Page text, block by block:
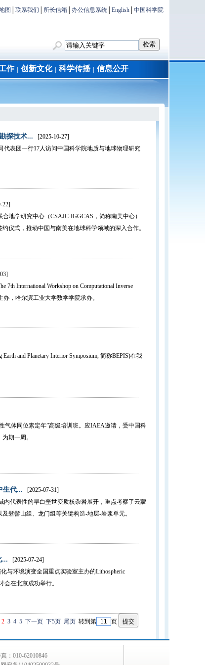
图 联系我们 所长信箱 办公信息系统 English 中国科学院
作│ 创新文化│ 科学传播│ 信息公开
探技术... [2025-10-27]
表团一行17人访问中国科学院地质与地球物理研究
22]
地学研究中心（CSAJC-IGGCAS，简称南美中心）
仪式，推动中国与南美在地球科学领域的深入合作。
International Workshop on Computational Inverse
办，哈尔滨工业大学数学学院承办。
and Planetary Interior Symposium, 简称BEPIS)在我
体同位素定年”高级培训班。应IAEA邀请，受中国科
期一周。
生代... [2025-07-31]
代表性的早白垩世变质核杂岩展开，重点考察了云蒙
髫髻山组、龙门组等关键构造-地层-岩浆单元。
... [2025-07-24]
与环境演变全国重点实验室主办的Lithospheric
会在北京成功举行。
2 3 4 5 下一页 下5页 尾页 转到第 页
：010-62010846